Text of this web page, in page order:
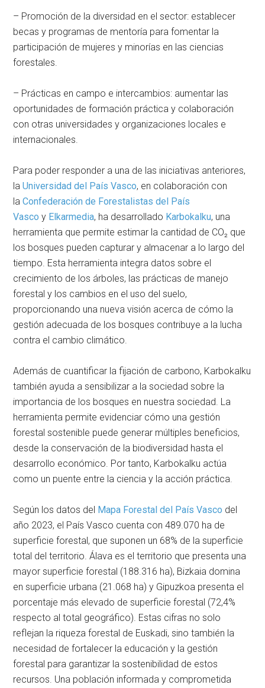
– Promoción de la diversidad en el sector: establecer
becas y programas de mentoría para fomentar la
participación de mujeres y minorías en las ciencias
forestales.
– Prácticas en campo e intercambios: aumentar las
oportunidades de formación práctica y colaboración
con otras universidades y organizaciones locales e
internacionales.
Para poder responder a una de las iniciativas anteriores,
laUniversidad del País Vasco, en colaboración con
laConfederación de Forestalistas del País
Vasco y Elkarmedia, ha desarrollado Karbokalku, una
herramienta que permite estimar la cantidad de CO₂ que
los bosques pueden capturar y almacenar a lo largo del
tiempo. Esta herramienta integra datos sobre el
crecimiento de los árboles, las prácticas de manejo
forestal y los cambios en el uso del suelo,
proporcionando una nueva visión acerca de cómo la
gestión adecuada de los bosques contribuye a la lucha
contra el cambio climático.
Además de cuantificar la fijación de carbono, Karbokalku
también ayuda a sensibilizar a la sociedad sobre la
importancia de los bosques en nuestra sociedad. La
herramienta permite evidenciar cómo una gestión
forestal sostenible puede generar múltiples beneficios,
desde la conservación de la biodiversidad hasta el
desarrollo económico. Por tanto, Karbokalku actúa
como un puente entre la ciencia y la acción práctica.
Según los datos del Mapa Forestal del País Vasco del
año 2023, el País Vasco cuenta con 489.070 ha de
superficie forestal, que suponen un 68% de la superficie
total del territorio. Álava es el territorio que presenta una
mayor superficie forestal (188.316 ha), Bizkaia domina
en superficie urbana (21.068 ha) y Gipuzkoa presenta el
porcentaje más elevado de superficie forestal (72,4%
respecto al total geográfico). Estas cifras no solo
reflejan la riqueza forestal de Euskadi, sino también la
necesidad de fortalecer la educación y la gestión
forestal para garantizar la sostenibilidad de estos
recursos. Una población informada y comprometida